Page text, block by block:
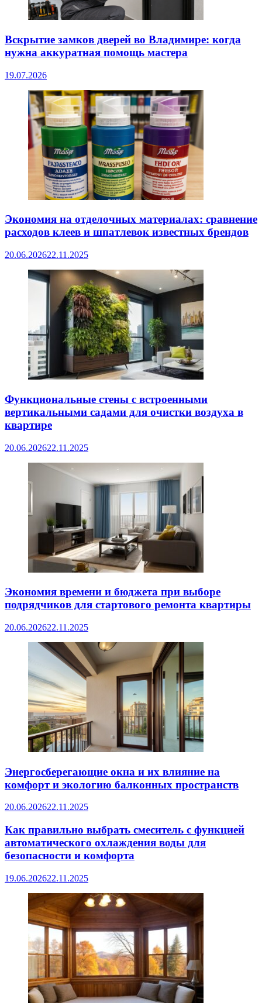
Вскрытие замков дверей во Владимире: когда
нужна аккуратная помощь мастера
19.07.2026
Экономия на отделочных материалах: сравнение
расходов клеев и шпатлевок известных брендов
20.06.202622.11.2025
Функциональные стены с встроенными
вертикальными садами для очистки воздуха в
квартире
20.06.202622.11.2025
Экономия времени и бюджета при выборе
подрядчиков для стартового ремонта квартиры
20.06.202622.11.2025
Энергосберегающие окна и их влияние на
комфорт и экологию балконных пространств
20.06.202622.11.2025
Как правильно выбрать смеситель с функцией
автоматического охлаждения воды для
безопасности и комфорта
19.06.202622.11.2025